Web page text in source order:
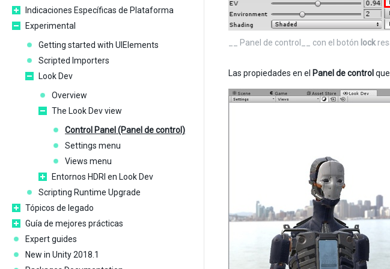
Indicaciones Específicas de Plataforma
Experimental
Getting started with UIElements
Scripted Importers
Look Dev
Overview
The Look Dev view
Control Panel (Panel de control)
Settings menu
Views menu
Entornos HDRI en Look Dev
Scripting Runtime Upgrade
Tópicos de legado
Guía de mejores prácticas
Expert guides
New in Unity 2018.1
__ Panel de control__ con el botón lock
Las propiedades en el Panel de control